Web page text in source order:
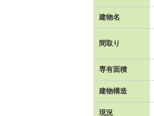
建物名
間取り
専有面積
建物構造
現況